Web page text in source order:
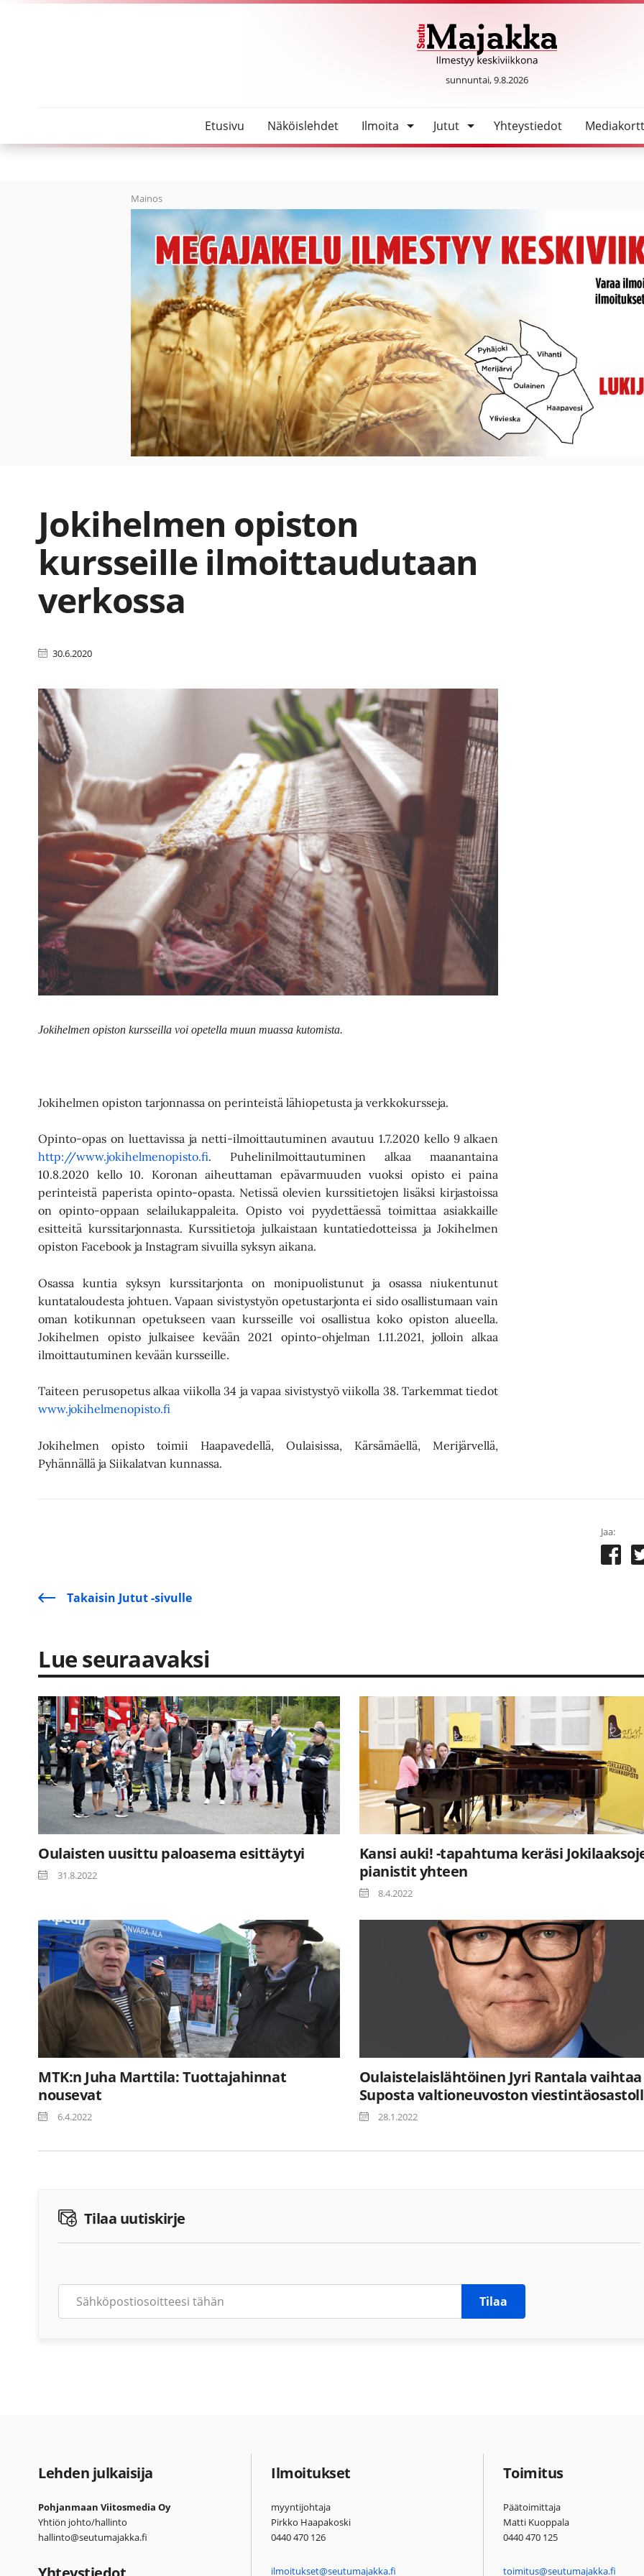
SeutuMajakka
sunnuntai, 9.8.2026
Etusivu Näköislehdet Ilmoita Jutut Yhteystiedot
Mainos
Jokihelmen opiston
kursseille ilmoittaudutaan
verkossa
30.6.2020
Jokihelmen opiston kursseilla voi opetella muun muassa kutomista.
Jokihelmen opiston tarjonnassa on perinteistä lähiopetusta ja verkkokursseja.
Opinto-opas on luettavissa ja netti-ilmoittautuminen avautuu 1.7.2020 kello 9 alkaen
http://www.jokihelmenopisto.fi. Puhelinilmoittautuminen alkaa maanantaina
10.8.2020 kello 10. Koronan aiheuttaman epävarmuuden vuoksi opisto ei paina
perinteistä paperista opinto-opasta. Netissä olevien kurssitietojen lisäksi kirjastoissa
on opinto-oppaan selailukappaleita. Opisto voi pyydettäessä toimittaa asiakkaille
esitteitä kurssitarjonnasta. Kurssitietoja julkaistaan kuntatiedotteissa ja Jokihelmen
opiston Facebook ja Instagram sivuilla syksyn aikana.
Osassa kuntia syksyn kurssitarjonta on monipuolistunut ja osassa niukentunut
kuntataloudesta johtuen. Vapaan sivistystyön opetustarjonta ei sido osallistumaan vain
oman kotikunnan opetukseen vaan kursseille voi osallistua koko opiston alueella.
Jokihelmen opisto julkaisee kevään 2021 opinto-ohjelman 1.11.2021, jolloin alkaa
ilmoittautuminen kevään kursseille.
Taiteen perusopetus alkaa viikolla 34 ja vapaa sivistystyö viikolla 38. Tarkemmat tiedot
www.jokihelmenopisto.fi
Jokihelmen opisto toimii Haapavedellä, Oulaisissa, Kärsämäellä, Merijärvellä,
Pyhännällä ja Siikalatvan kunnassa.
Jaa:
Takaisin Jutut -sivulle
Lue seuraavaksi
Oulaisten uusittu paloasema esittäytyi
31.8.2022
Kansi auki! -tapahtuma keräsi
pianistit yhteen
8.4.2022
MTK:n Juha Marttila: Tuottajahinnat
nousevat
6.4.2022
Oulaistelaislähtöinen Jyri Rantala vaihtaa
Suposta valtioneuvoston
28.1.2022
Tilaa uutiskirje
Tilaa
Lehden julkaisija
Pohjanmaan Viitosmedia Oy
Yhtiön johto/hallinto
hallinto@seutumajakka.fi
Ilmoitukset
myyntijohtaja
Pirkko Haapakoski
0440 470 126
ilmoitukset@seutumajakka.fi
Toimitus
Päätoimittaja
Matti Kuoppala
0440 470 125
toimitus@seutumajakka.fi